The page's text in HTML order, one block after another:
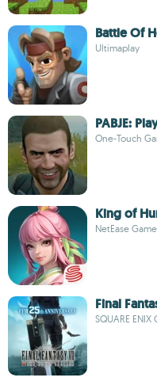
Battle Of
Ultimaplay
PABJE:
One-Touch
King of
NetEase
Final
SQUARE ENIX